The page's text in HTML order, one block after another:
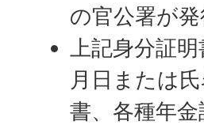
の官公署が
上記身分証
月日または
書、各種年